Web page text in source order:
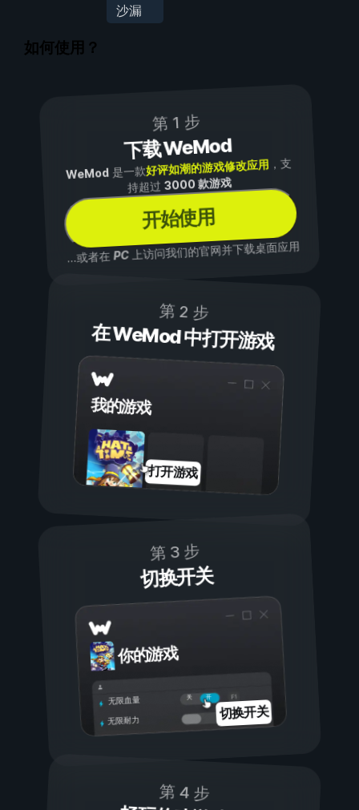
沙漏
如何使用？
第 1 步
下载 WeMod
WeMod是一款好评如潮的游戏修改应用 ，支
持超过3000 款游戏
开始使用
...或者在PC上访问我们的官网并下载桌面应用
第 2 步
在 WeMod 中打开游戏
我的游戏
打开游戏
第 3 步
切换开关
你的游戏
开
关
无限血量
无限耐力
切换开关
第 4 步